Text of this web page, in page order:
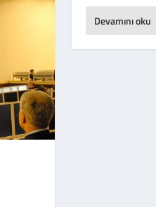
Devamını oku